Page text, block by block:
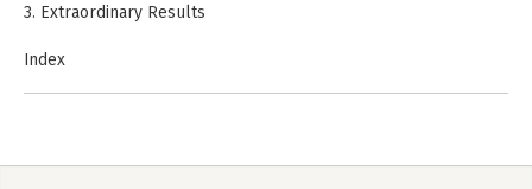
3. Extraordinary Results
Index